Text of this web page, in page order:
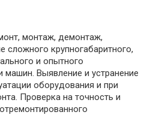
монтаж, демонтаж,
сложного крупногабаритного,
и опытного
машин. Выявление и устранение
оборудования и при
Проверка на точность и